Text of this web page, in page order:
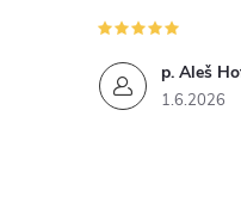
p. Aleš
1.6.2026